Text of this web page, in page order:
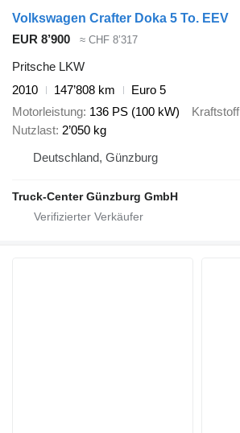
Volkswagen Crafter Doka 5 To. EEV
EUR 8’900
≈ CHF 8’317
Pritsche LKW
2010
147’808 km
Euro 5
Motorleistung 136 PS (100 kW) Kraftstoff
Nutzlast 2’050 kg
Deutschland, Günzburg
Truck-Center Günzburg GmbH